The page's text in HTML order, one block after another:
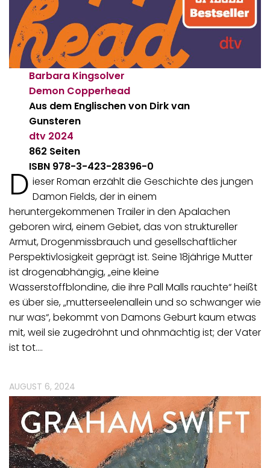
Barbara Kingsolver
Demon Copperhead
Aus dem Englischen von Dirk van
Gunsteren
dtv 2024
862 Seiten
ISBN 978-3-423-28396-0
D ieser Roman erzählt die Geschichte des jungen
Damon Fields, der in einem
heruntergekommenen Trailer in den Apalachen
geboren wird, einem Gebiet, das von struktureller
Armut, Drogenmissbrauch und gesellschaftlicher
Perspektivlosigkeit geprägt ist. Seine 18jährige Mutter
ist drogenabhängig, „eine kleine
Wasserstoffblondine, die ihre Pall Malls rauchte“ heißt
es über sie, „mutterseelenallein und so schwanger wie
nur was“, bekommt von Damons Geburt kaum etwas
mit, weil sie zugedröhnt und ohnmächtig ist; der Vater
ist tot.…
AUGUST 6, 2024